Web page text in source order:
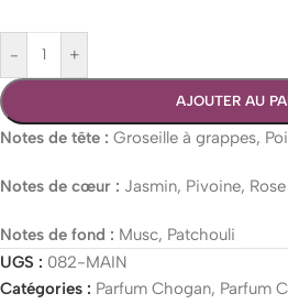
- +
AJOUTER AU
Notes de tête : Groseille à grappes,
Notes de cœur : Jasmin, Pivoine, Rose
Notes de fond : Musc, Patchouli
UGS : 082-MAIN
Catégories : Parfum Chogan, Parfum